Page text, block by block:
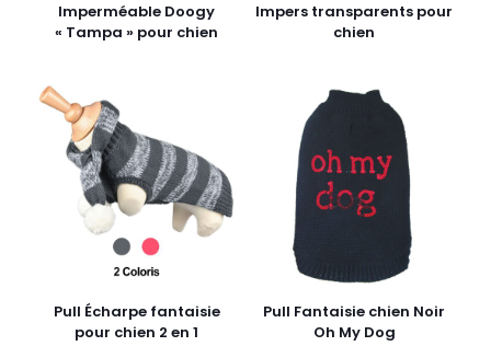
Imperméable Doogy
« Tampa » pour chien
Impers transparents pour
chien
Pull Écharpe fantaisie
pour chien 2 en 1
Pull Fantaisie chien Noir
Oh My Dog